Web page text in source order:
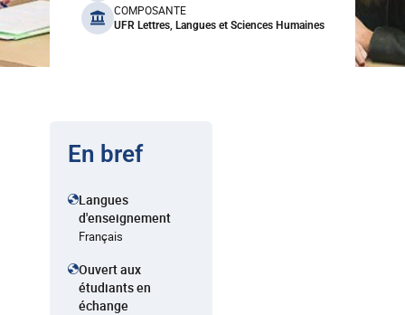
COMPOSANTE
UFR Lettres, Langues et Sciences Humaines
En bref
Langues
d'enseignement
Français
Ouvert aux
étudiants en
échange